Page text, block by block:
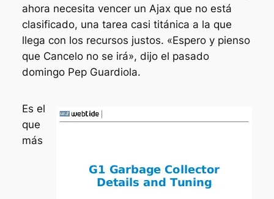
ahora necesita vencer un Ajax que no está
clasificado, una tarea casi titánica a la que
llega con los recursos justos. «Espero y pienso
que Cancelo no se irá», dijo el pasado
domingo Pep Guardiola.
Es el
que
más